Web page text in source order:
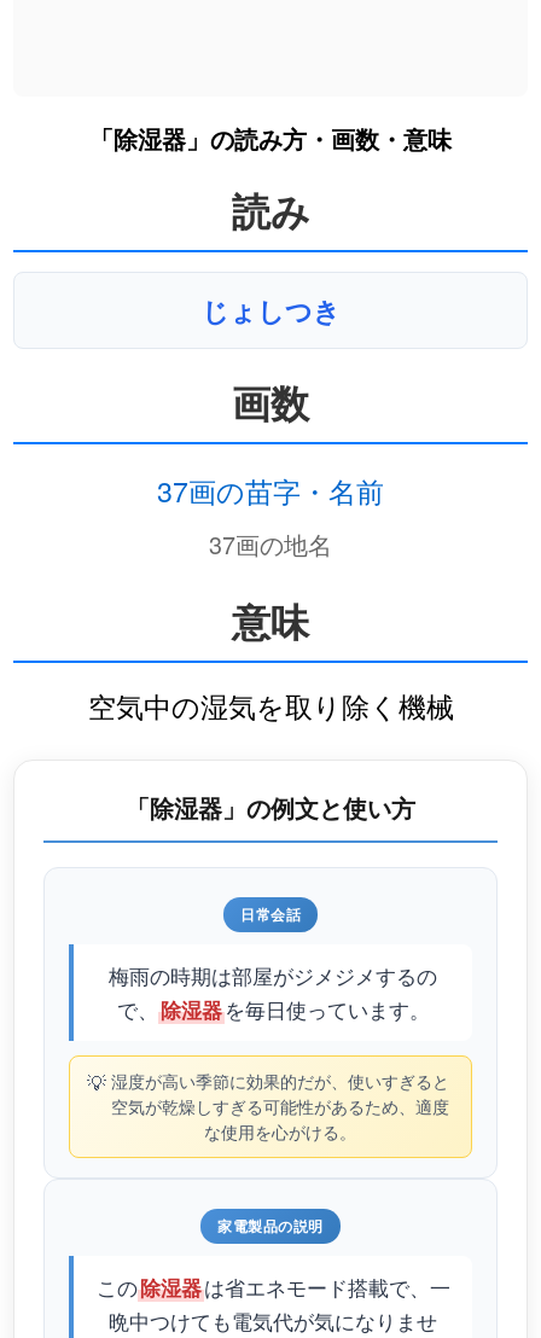
「除湿器」の読み方・画数・意味
読み
じょしつき
画数
37画の苗字・名前
37画の地名
意味
空気中の湿気を取り除く機械
「除湿器」の例文と使い方
日常会話
梅雨の時期は部屋がジメジメするの
で、
除湿器を毎日使っています。
💡 湿度が高い季節に効果的だが、使いすぎると
空気が乾燥しすぎる可能性があるため、適度
な使用を心がける。
家電製品の説明
この除湿器は省エネモード搭載で、一
晩中つけても電気代が気になりませ